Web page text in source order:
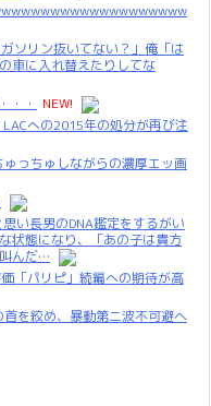
ソリン抜いてない？」俺「は
車に入れ替えたりしてな
・・
NEW!
LACへの2015年の処分が再び注
っちゅしながらの濃厚エッ画
い長男のDNA鑑定をするがい
状態になり、「あの子は貴方
んだ…
「パリピ」続編への期待が高
首を絞め、暴動第二波不可避へ